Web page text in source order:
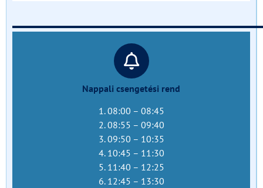
Nappali csengetési rend
1. 08:00 – 08:45
2. 08:55 – 09:40
3. 09:50 – 10:35
4. 10:45 – 11:30
5. 11:40 – 12:25
6. 12:45 – 13:30